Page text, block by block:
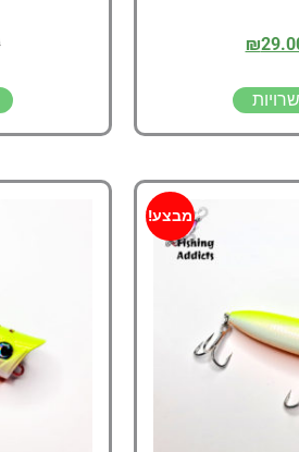
₪
מבצע!